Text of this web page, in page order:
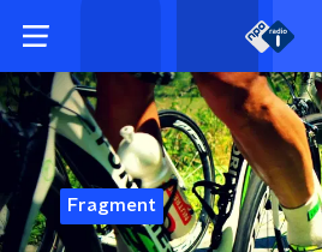
Fragment